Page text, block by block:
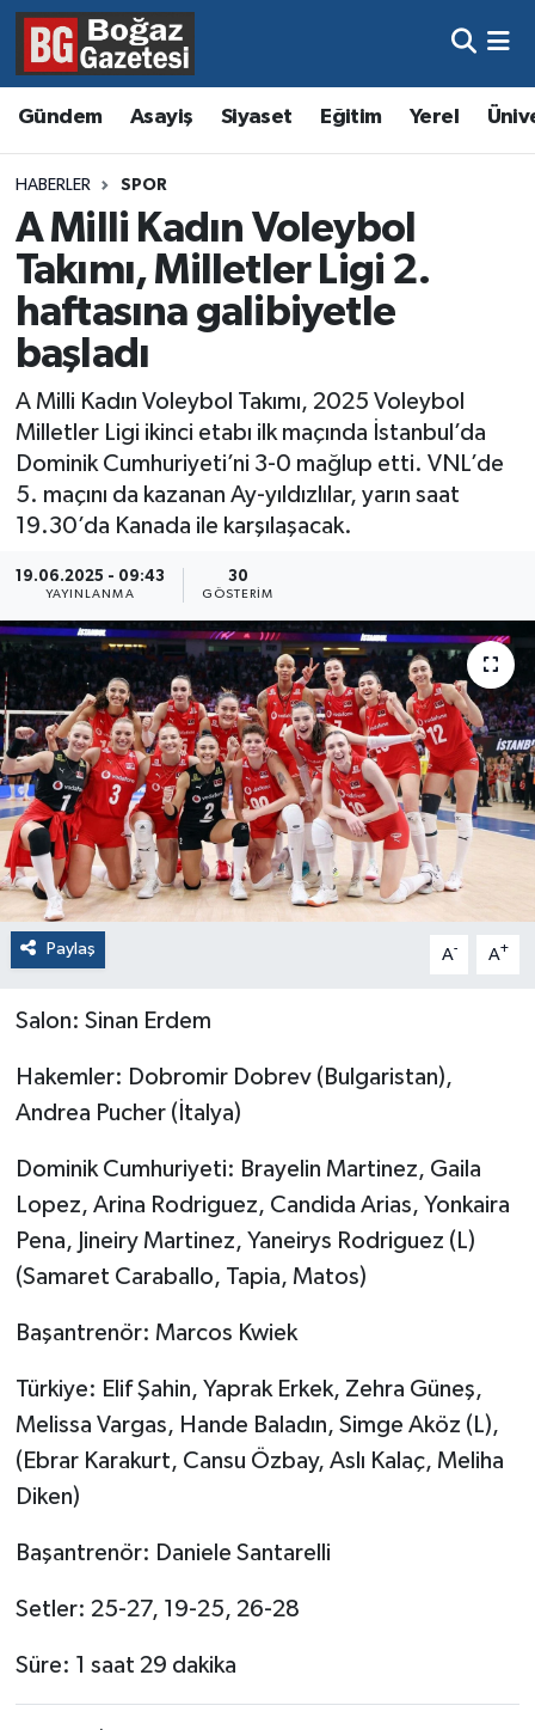
Gündem Asayiş Siyaset Eğitim Yerel
HABERLER SPOR
A Milli Kadın Voleybol
Takımı, Milletler Ligi 2.
haftasına galibiyetle
başladı
A Milli Kadın Voleybol Takımı, 2025 Voleybol
Milletler Ligi ikinci etabı ilk maçında İstanbul’da
Dominik Cumhuriyeti’ni 3-0 mağlup etti. VNL’de
5. maçını da kazanan Ay-yıldızlılar, yarın saat
19.30’da Kanada ile karşılaşacak.
19.06.2025 - 09:43
YAYINLANMA
30
GÖSTERIM
Paylaş A- A+
Salon: Sinan Erdem
Hakemler: Dobromir Dobrev (Bulgaristan),
Andrea Pucher (İtalya)
Dominik Cumhuriyeti: Brayelin Martinez, Gaila
Lopez, Arina Rodriguez, Candida Arias, Yonkaira
Pena, Jineiry Martinez, Yaneirys Rodriguez (L)
(Samaret Caraballo, Tapia, Matos)
Başantrenör: Marcos Kwiek
Türkiye: Elif Şahin, Yaprak Erkek, Zehra Güneş,
Melissa Vargas, Hande Baladın, Simge Aköz (L),
(Ebrar Karakurt, Cansu Özbay, Aslı Kalaç, Meliha
Diken)
Başantrenör: Daniele Santarelli
Setler: 25-27, 19-25, 26-28
Süre: 1 saat 29 dakika
Asayiş
Eğitim
Ekonomi
Gündem
Kültür ve Sanat
Magazin
Resmi İlanlar
Sağlık
Hava Durumu
Trafik Durumu
Süper Lig Puan Durumu ve Fikstür
Tüm Manşetler
Son Dakika Haberleri
Haber Arşivi